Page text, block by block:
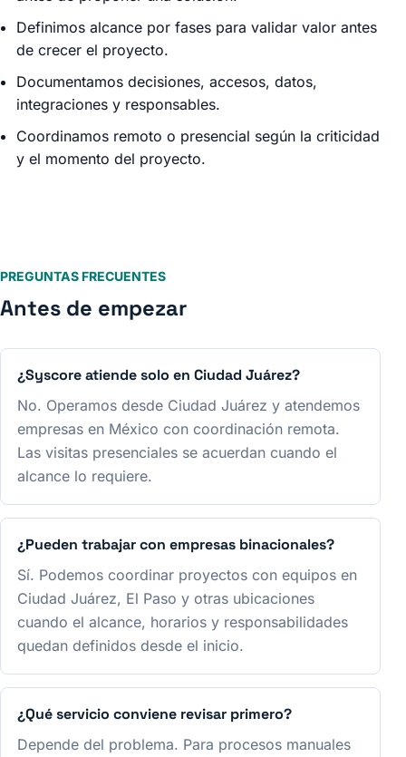
Definimos alcance por fases para validar valor antes
de crecer el proyecto.
Documentamos decisiones, accesos, datos,
integraciones y responsables.
Coordinamos remoto o presencial según la criticidad
y el momento del proyecto.
PREGUNTAS FRECUENTES
Antes de empezar
¿Syscore atiende solo en Ciudad Juárez?
No. Operamos desde Ciudad Juárez y atendemos
empresas en México con coordinación remota.
Las visitas presenciales se acuerdan cuando el
alcance lo requiere.
¿Pueden trabajar con empresas binacionales?
Sí. Podemos coordinar proyectos con equipos en
Ciudad Juárez, El Paso y otras ubicaciones
cuando el alcance, horarios y responsabilidades
quedan definidos desde el inicio.
¿Qué servicio conviene revisar primero?
Depende del problema. Para procesos manuales